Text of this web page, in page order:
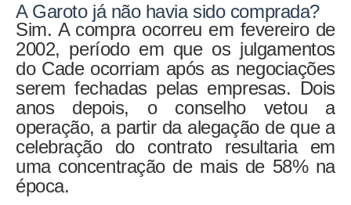
A Garoto já não havia sido comprada?
Sim. A compra ocorreu em fevereiro de
2002, período em que os julgamentos
do Cade ocorriam após as negociações
serem fechadas pelas empresas. Dois
anos depois, o conselho vetou a
operação, a partir da alegação de que a
celebração do contrato resultaria em
uma concentração de mais de 58% na
época.